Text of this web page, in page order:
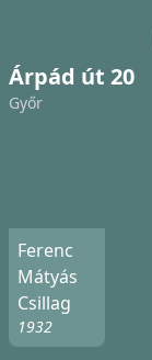
Árpád út 20
Győr
Ferenc
Mátyás
Csillag
1932